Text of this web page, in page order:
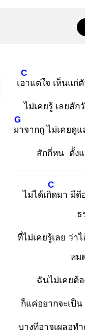
เอา
C
แต่ใจ เห็นแก่
ไม่เคยรู้ เลยสั
มา
G
จากกู ไม่เคยดู
สักกี่หน ตั้ง
ไม่ได้เกิด
C
มา มีดี
ธ
ที่ไม่เคยรู้เลย ว่า
หม
ฉันไม่เคยต้อ
ก็แค่อยากจะเป็
บางทีอาจเผลอท